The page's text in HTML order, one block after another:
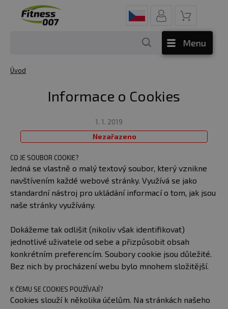
Menu
Úvod
Informace o Cookies
1. 1. 2019
Nezařazeno
CO JE SOUBOR COOKIE?
Jedná se vlastně o malý textový soubor, který vznikne
navštívením každé webové stránky. Využívá se jako
standardní nástroj pro ukládání informací o tom, jak jsou
naše stránky využívány.
Dokážeme tak odlišit (nikoliv však identifikovat)
jednotlivé uživatele od sebe a přizpůsobit obsah
konkrétním preferencím. Soubory cookie jsou důležité.
Bez nich by procházení webu bylo mnohem složitější.
K ČEMU SE COOKIES POUŽÍVAJÍ?
Cookies slouží k několika účelům. Na stránkách našeho